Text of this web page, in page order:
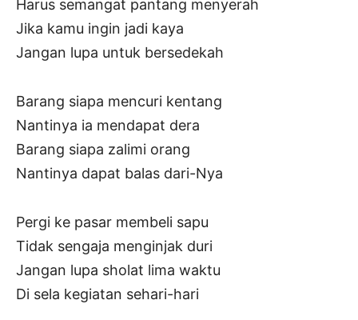
Harus semangat pantang menyerah
Jika kamu ingin jadi kaya
Jangan lupa untuk bersedekah
Barang siapa mencuri kentang
Nantinya ia mendapat dera
Barang siapa zalimi orang
Nantinya dapat balas dari-Nya
Pergi ke pasar membeli sapu
Tidak sengaja menginjak duri
Jangan lupa sholat lima waktu
Di sela kegiatan sehari-hari